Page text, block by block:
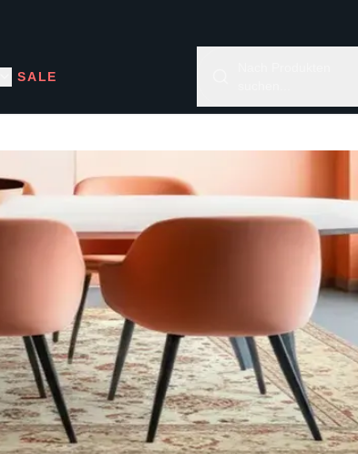
SALE